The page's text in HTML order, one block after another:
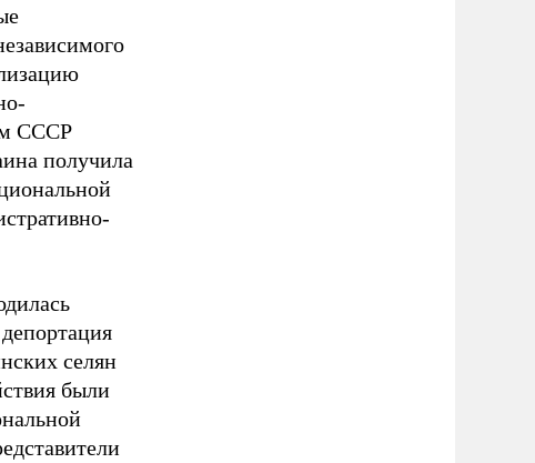
СССР
получила
селян
были